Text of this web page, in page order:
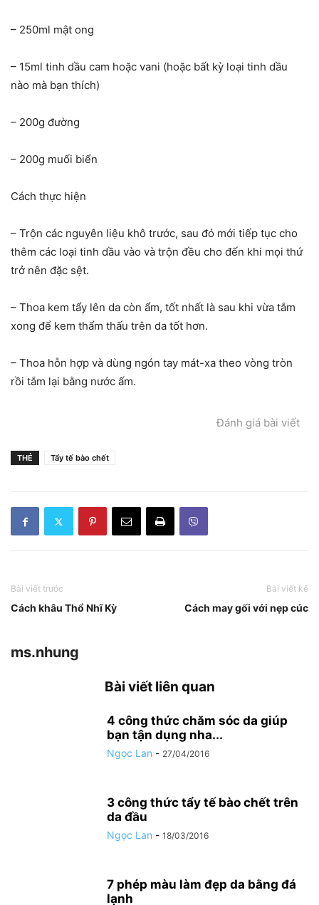
– 250ml mật ong
– 15ml tinh dầu cam hoặc vani (hoặc bất kỳ loại tinh dầu
nào mà bạn thích)
– 200g đường
– 200g muối biển
Cách thực hiện
– Trộn các nguyên liệu khô trước, sau đó mới tiếp tục cho
thêm các loại tinh dầu vào và trộn đều cho đến khi mọi thứ
trở nên đặc sệt.
– Thoa kem tẩy lên da còn ẩm, tốt nhất là sau khi vừa tắm
xong để kem thẩm thấu trên da tốt hơn.
– Thoa hỗn hợp và dùng ngón tay mát-xa theo vòng tròn
rồi tắm lại bằng nước ấm.
Đánh giá bài viết
THẺ Tẩy tế bào chết
Bài viết trước
Cách khâu Thổ Nhĩ Kỳ
Bài viết kế
Cách may gối với nẹp cúc
ms.nhung
Bài viết liên quan
4 công thức chăm sóc da giúp
bạn tận dụng nha...
Ngọc Lan - 27/04/2016
3 công thức tẩy tế bào chết trên
da đầu
Ngọc Lan - 18/03/2016
7 phép màu làm đẹp da bằng đá
lạnh